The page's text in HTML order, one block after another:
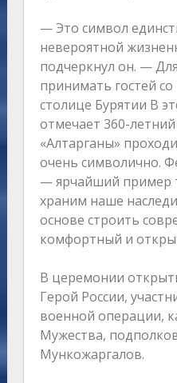
— Это символ
невероятной
подчеркнул он. —
принимать гостей
столице Бурятии В
отмечает 360-
«Алтарганы»
очень символично.
— ярчайший пример
храним наше
основе строить
комфортный и
В церемонии
Герой России,
военной операции,
Мужества,
Мункожаргалов.